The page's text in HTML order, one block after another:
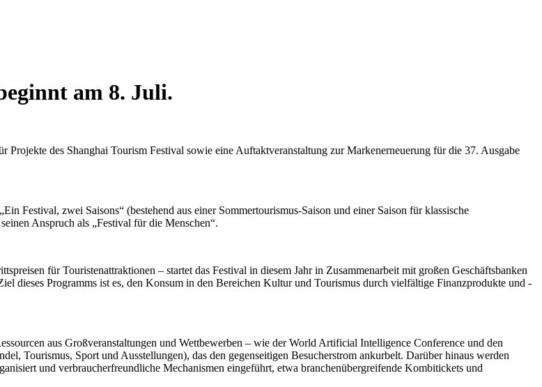
am 8. Juli.
des Shanghai Tourism Festival sowie eine Auftaktveranstaltung zur Markenerneuerung für die 37. Ausgabe
Festival, zwei Saisons“ (bestehend aus einer Sommertourismus-Saison und einer Saison für klassische
Anspruch als „Festival für die Menschen“.
für Touristenattraktionen – startet das Festival in diesem Jahr in Zusammenarbeit mit großen Geschäftsbanken
dieses Programms ist es, den Konsum in den Bereichen Kultur und Tourismus durch vielfältige Finanzprodukte und -
aus Großveranstaltungen und Wettbewerben – wie der World Artificial Intelligence Conference und den
Tourismus, Sport und Ausstellungen), das den gegenseitigen Besucherstrom ankurbelt. Darüber hinaus werden
und verbraucherfreundliche Mechanismen eingeführt, etwa branchenübergreifende Kombitickets und